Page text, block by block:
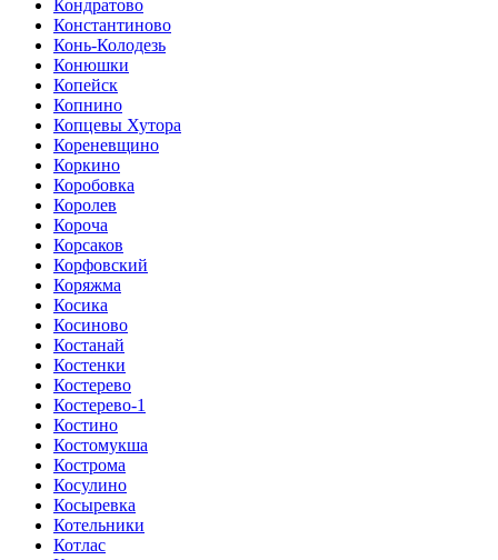
Кондратово
Константиново
Конь-Колодезь
Конюшки
Копейск
Копнино
Копцевы Хутора
Кореневщино
Коркино
Коробовка
Королев
Короча
Корсаков
Корфовский
Коряжма
Косика
Косиново
Костанай
Костенки
Костерево
Костерево-1
Костино
Костомукша
Кострома
Косулино
Косыревка
Котельники
Котлас